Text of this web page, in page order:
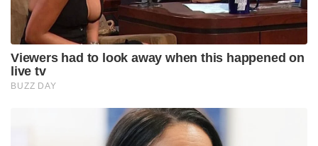
Viewers had to look away when this happened on
live tv
BUZZ DAY